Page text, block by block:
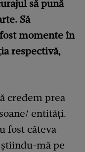
să pună
Să
momente în
respectivă,
credem prea
entități.
fost câteva
mă pe